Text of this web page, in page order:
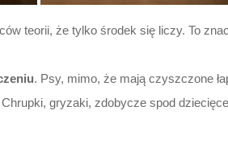
teorii, że tylko środek się liczy. To
. Psy, mimo, że mają czyszczone
gryzaki, zdobycze spod